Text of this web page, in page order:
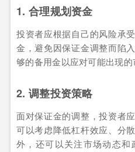
1. 合理规划资金
投资者应根据自己的风险承
金，避免因保证金调整而陷
够的备用金以应对可能出现的
2. 调整投资策略
面对保证金的调整，投资者
可以考虑降低杠杆效应、分
外，还可以关注市场动态